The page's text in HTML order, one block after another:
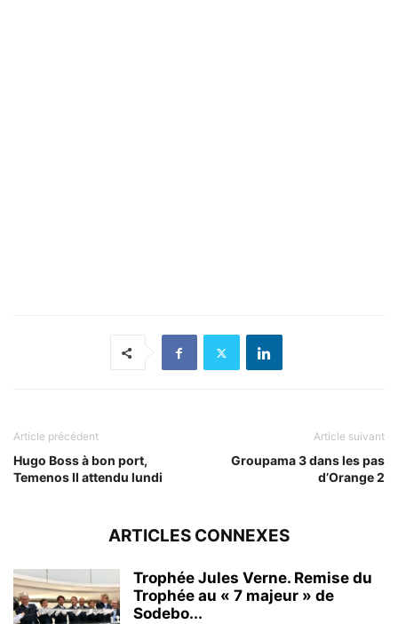
Article précédent
Hugo Boss à bon port,
Temenos II attendu lundi
Article suivant
Groupama 3 dans les pas
d’Orange 2
ARTICLES CONNEXES
Trophée Jules Verne. Remise du
Trophée au « 7 majeur » de
Sodebo...